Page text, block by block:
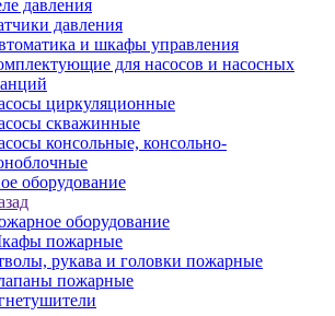
давления
давления
и шкафы управления
для насосов и насосных
циркуляционные
скважинные
консольные, консольно-
оборудование
оборудование
пожарные
рукава и головки пожарные
пожарные